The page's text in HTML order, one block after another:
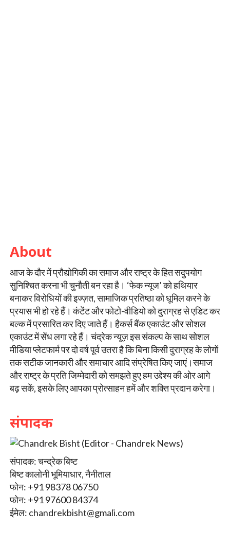
About
आज के दौर में प्रौद्योगिकी का समाज और राष्ट्र के हित सदुपयोग
सुनिश्चित करना भी चुनौती बन रहा है। ‘फेक न्यूज’ को हथियार
बनाकर विरोधियों की इज्ज़त, सामाजिक प्रतिष्ठा को धूमिल करने के
प्रयास भी हो रहे हैं। कंटेंट और फोटो-वीडियो को दुराग्रह से एडिट कर
बल्क में प्रसारित कर दिए जाते हैं। हैकर्स बैंक एकाउंट और सोशल
एकाउंट में सेंध लगा रहे हैं। चंद्रेक न्यूज़ इस संकल्प के साथ सोशल
मीडिया प्लेटफार्म पर दो वर्ष पूर्व उतरा है कि बिना किसी दुराग्रह के लोगों
तक सटीक जानकारी और समाचार आदि संप्रेषित किए जाएं।समाज
और राष्ट्र के प्रति जिम्मेदारी को समझते हुए हम उद्देश्य की ओर आगे
बढ़ सकें, इसके लिए आपका प्रोत्साहन हमें और शक्ति प्रदान करेगा।
संपादक
संपादक: चन्द्रेक बिष्ट
बिष्ट कालोनी भूमियाधार, नैनीताल
फोन: +91 98378 06750
फोन: +91 97600 84374
ईमेल: chandrekbisht@gmali.com